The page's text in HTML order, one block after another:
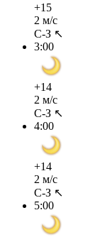
+15
2 м/с
С-З ↖
3:00
+14
2 м/с
С-З ↖
4:00
+14
2 м/с
С-З ↖
5:00